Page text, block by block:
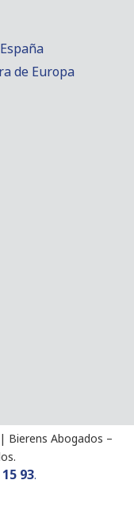
de Europa
| Bierens Abogados –
93.